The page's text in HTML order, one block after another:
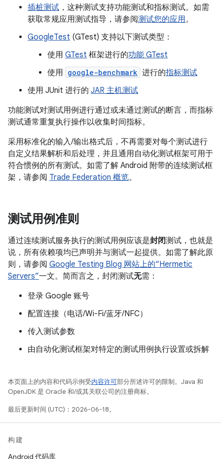
插桩测试 ，这种测试支持功能测试和指标测试。如需
获取常规应用测试指导，请参阅测试您的应用。
GoogleTest (GTest) 支持以下测试类型：
使用 GTest 框架进行的功能 GTest
使用 google-benchmark 进行的指标测试
使用 JUnit 进行的 JAR 主机测试
功能测试对测试用例进行通过或未通过测试的断言，而指标
测试通常重复执行操作以收集时间指标。
采用标准化的输入/输出格式后，不再需要对每个测试进行
自定义结果解析和后处理，并且通用自动化测试框架可用于
符合惯例的所有测试。如需了解 Android 附带的连续测试框
架，请参阅 Trade Federation 概览。
测试用例准则
通过连续测试服务执行的测试用例应该是封闭测试，也就是
说，所有依赖项均已声明并与测试一起提供。如需了解此原
则，请参阅 Google Testing Blog 网站上的“Hermetic
Servers”一文。简而言之，封闭测试无需：
登录 Google 账号
配置连接（电话/Wi-Fi/蓝牙/NFC）
传入测试参数
由自动化测试框架对特定的测试用例执行设置或拆解
本页面上的内容和代码示例受内容许可部分所述许可的限制。Java 和
OpenJDK 是 Oracle 和/或其关联公司的注册商标。
最后更新时间 (UTC)：2026-06-18。
构建
Android 代码库